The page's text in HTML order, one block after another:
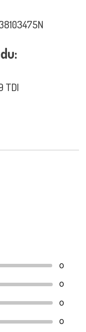
TDI
0
0
0
0